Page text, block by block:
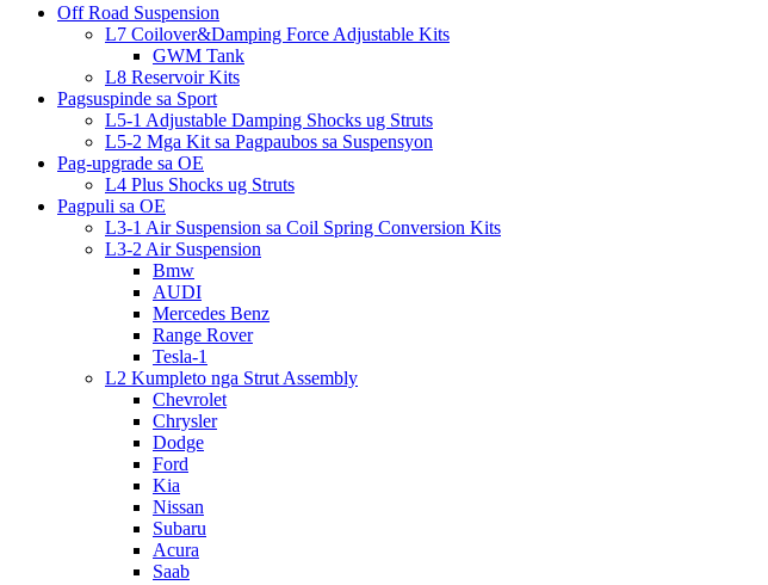
Off Road Suspension
L7 Coilover&Damping Force Adjustable Kits
GWM Tank
L8 Reservoir Kits
Pagsuspinde sa Sport
L5-1 Adjustable Damping Shocks ug Struts
L5-2 Mga Kit sa Pagpaubos sa Suspensyon
Pag-upgrade sa OE
L4 Plus Shocks ug Struts
Pagpuli sa OE
L3-1 Air Suspension sa Coil Spring Conversion Kits
L3-2 Air Suspension
Bmw
AUDI
Mercedes Benz
Range Rover
Tesla-1
L2 Kumpleto nga Strut Assembly
Chevrolet
Chrysler
Dodge
Ford
Kia
Nissan
Subaru
Acura
Saab